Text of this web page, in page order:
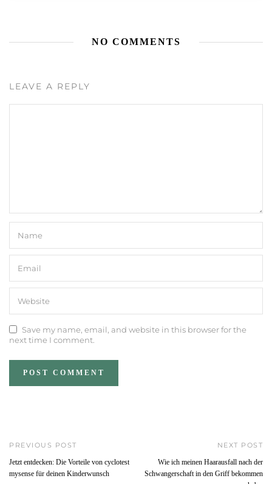
NO COMMENTS
LEAVE A REPLY
Save my name, email, and website in this browser for the
next time I comment.
PREVIOUS POST
Jetzt entdecken: Die Vorteile von cyclotest
mysense für deinen Kinderwunsch
NEXT POST
Wie ich meinen Haarausfall nach der
Schwangerschaft in den Griff bekommen